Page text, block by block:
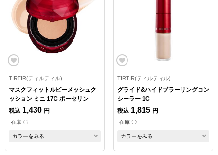
TIRTIR(ティルティル)
マスクフィットルビーメッシュク
ッション ミニ 17C ポーセリン
税込 1,430 円
在庫 〇
カラーをみる
TIRTIR(ティルティル)
グライド&ハイドブラーリングコン
シーラー 1C
税込 1,815 円
在庫 〇
カラーをみる